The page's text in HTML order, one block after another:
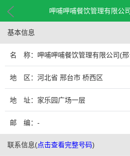
呷哺呷哺餐饮管理有限公
基本信息
名 称：呷哺呷哺餐饮管理有限公司(邢
地 区：河北省 邢台市 桥西区
地 址：家乐园广场一层
邮 编：-
联系信息(点击查看完整号码)